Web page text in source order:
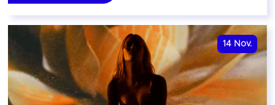
14 Nov.